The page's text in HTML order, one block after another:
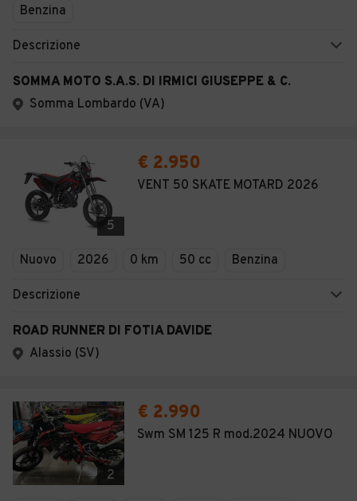
Benzina
Descrizione
SOMMA MOTO S.A.S. DI IRMICI GIUSEPPE & C.
Somma Lombardo (VA)
5
€ 2.950
VENT 50 SKATE MOTARD 2026
Nuovo 2026 0 km 50 cc Benzina
Descrizione
ROAD RUNNER DI FOTIA DAVIDE
Alassio (SV)
2
€ 2.990
Swm SM 125 R mod.2024 NUOVO